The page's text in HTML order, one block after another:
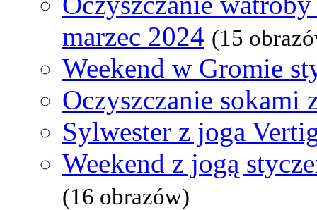
marzec 2024 (15
Weekend w Gromie
Oczyszczanie
Sylwester z joga
Weekend z jogą
(16 obrazów)